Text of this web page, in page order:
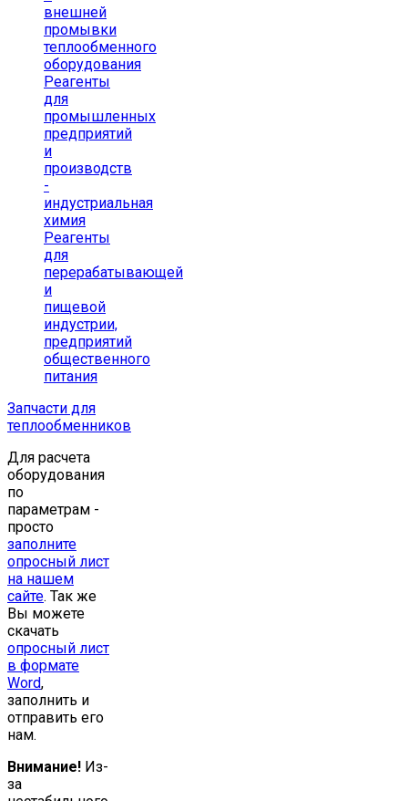
внешней
промывки
теплообменного
оборудования
Реагенты
для
промышленных
предприятий
и
производств
-
индустриальная
химия
Реагенты
для
перерабатывающей
и
пищевой
индустрии,
предприятий
общественного
питания
Запчасти для
теплообменников
Для расчета
оборудования
по
параметрам -
просто
заполните
опросный лист
на нашем
сайте. Так же
Вы можете
скачать
опросный лист
в формате
Word,
заполнить и
отправить его
нам.
Внимание! Из-
за